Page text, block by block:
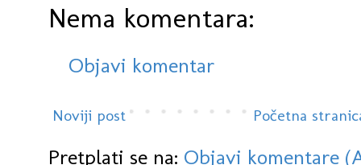
Nema komentara:
Objavi komentar
Noviji post Početna
Pretplati se na: Objavi komentare